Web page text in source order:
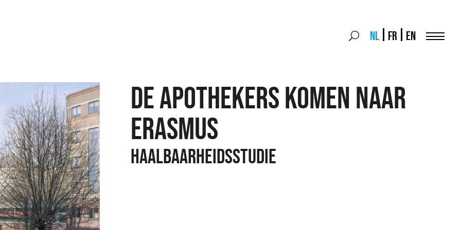
Search
Search
NL FR EN
DE APOTHEKERS KOMEN NAAR
ERASMUS
HAALBAARHEIDSSTUDIE